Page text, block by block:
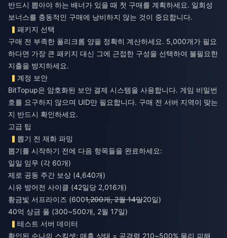
반드시 뽑아야 하는 배너가 있을 때 첫 구매를 계획하세요. 일회성
보너스를 충동적인 구매에 낭비하지 않는 것이 중요합니다.
패키지 선택
구매 전 부족한 폴리크롬 양을 정확히 계산하세요. 5,000개가 필요
하다면 가장 큰 패키지 대신 그에 근접한 구성을 선택하여 불필요한
지출을 방지하세요.
계정 보안
BitTopup은 암호화된 보안 결제 시스템을 사용합니다. 게임 비밀번
호를 요구하지 않으며 UID만 필요합니다. 구매 전 서버 지역이 맞는
지 반드시 확인하세요.
고급 팁
뽑기 전 재화 파밍
뽑기를 시작하기 전에 다음 항목들을 완료하세요:
일일 임무 (각 60개)
제로 공동 주간 보상 (4,640개)
시유 방어전 사이클 (42일당 2,016개)
황금빛 서프라이즈 (6001,200개, 2월 14일20일)
40억 상금 풀 (300~500개, 2월 17일)
테스트 서버 데이터
확인된 순나의 스킬셋: 매혹 상태 = 공격력 210~500% 물리 피해